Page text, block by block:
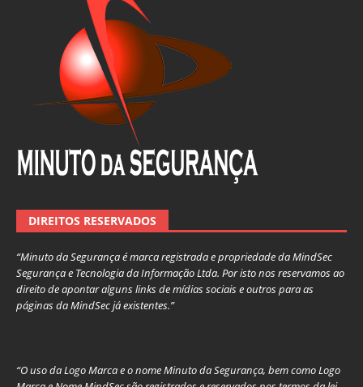
DIREITOS RESERVADOS
“Minuto da Segurança é marca registrada e propriedade da MindSec
Segurança e Tecnologia da Informação Ltda. Por isto nos reservamos ao
direito de apontar alguns links de mídias sociais e outros para as
páginas da MindSec já existentes.”
“O uso da Logo Marca e o nome Minuto da Segurança, bem como Logo